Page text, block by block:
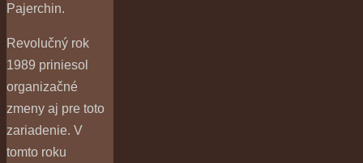
Pajerchin.
Revolučný rok
1989 priniesol
organizačné
zmeny aj pre toto
zariadenie. V
tomto roku